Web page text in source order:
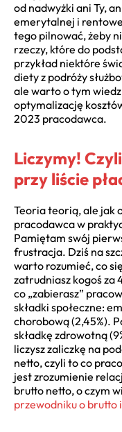
od nadwyżki ani Ty,
emerytalnej i
tego pilnować, żeby
rzeczy, które do
przykład niektóre
diety z podróży
ale warto o tym
optymalizację
2023 pracodawca.
Liczymy!
przy liście
Teoria teorią, ale jak
pracodawca w
Pamiętam swój
frustracja. Dziś na
warto rozumieć, co
zatrudniasz kogoś za
co „zabierasz”
składki społeczne:
chorobową (2,45%).
składkę zdrowotną
liczysz zaliczkę na
netto, czyli to co
jest zrozumienie
brutto netto, o czym
przewodniku o brutto